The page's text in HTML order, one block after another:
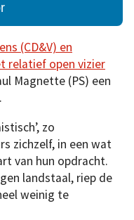
(CD&V) en
relatief open vizier
Magnette (PS) een
zo
zichzelf, in een wat
van hun opdracht.
landstaal, riep de
weinig te